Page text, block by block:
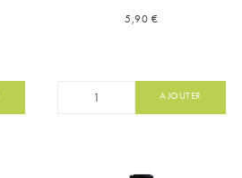
Prix
5,90 €
AJOUTER